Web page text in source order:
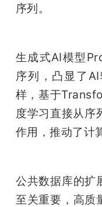
序列。
生成式AI模型
序列，凸显了
样，基于
度学习直接从序
作用，推动了计
公共数据库的扩
至关重要，高质